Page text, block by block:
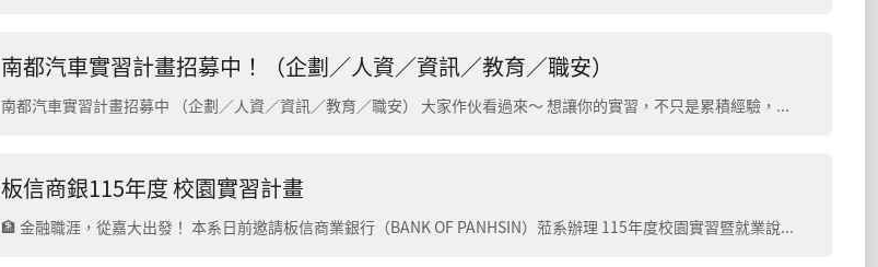
南都汽車實習計畫招募中！（企劃／人資／資訊／教育／職安）
南都汽車實習計畫招募中 （企劃／人資／資訊／教育／職安） 大家作伙看過來～ 想讓你的實習，不只是累積經驗，而是真正參與品牌運作嗎？ ...
板信商銀115年度 校園實習計畫
🏦 金融職涯，從嘉大出發！ 本系日前邀請板信商業銀行（BANK OF PANHSIN）蒞系辦理 115年度校園實習暨就業說明會 🎉 由人力資源部 陳映伃經理 親自主講，帶著同學深...